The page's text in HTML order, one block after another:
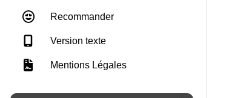
Recommander
Version texte
Mentions Légales